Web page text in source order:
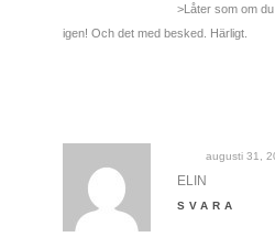
>Låter som om
igen! Och det med besked. Härligt.
augusti 31,
ELIN
SVARA